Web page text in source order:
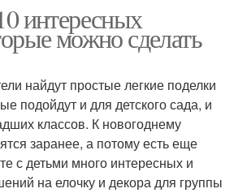
интересных
можно сделать
найдут простые легкие поделки
подойдут и для детского сада, и
классов. К новогоднему
заранее, а потому есть еще
с детьми много интересных и
на елочку и декора для группы